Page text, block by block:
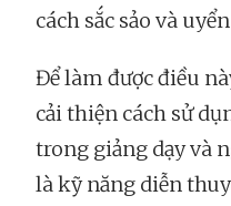
cách sắc sảo và
Để làm được điều
cải thiện cách sử
trong giảng dạy và
là kỹ năng diễn